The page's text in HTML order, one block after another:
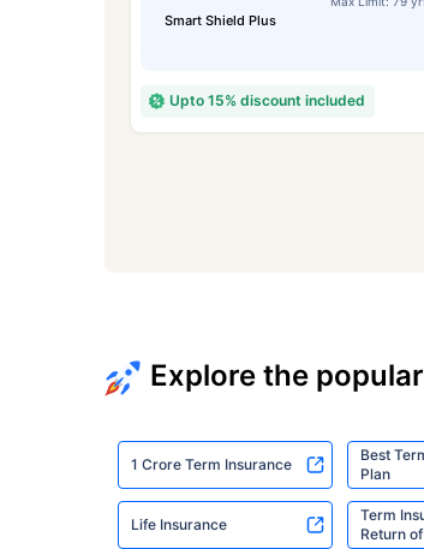
Smart Shield Plus
Upto 15% discount included
Explore the
1 Crore Term Insurance
Best
Plan
Life Insurance
Term
Return